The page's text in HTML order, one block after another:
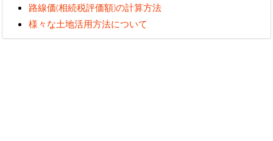
路線価(相続税評価額)の計算方法
様々な土地活用方法について